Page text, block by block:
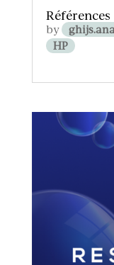
Références
by
HP